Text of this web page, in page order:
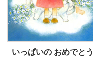
いっぱいの おめでとう